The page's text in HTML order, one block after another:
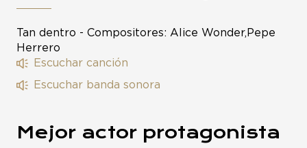
Tan dentro - Compositores: Alice Wonder,Pepe
Herrero
Escuchar canción
Escuchar banda sonora
Mejor actor protagonista